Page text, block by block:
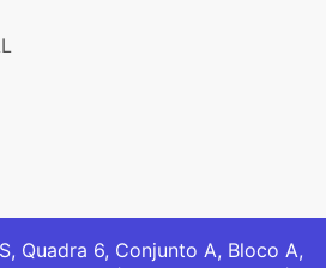
Quadra 6, Conjunto A, Bloco A,